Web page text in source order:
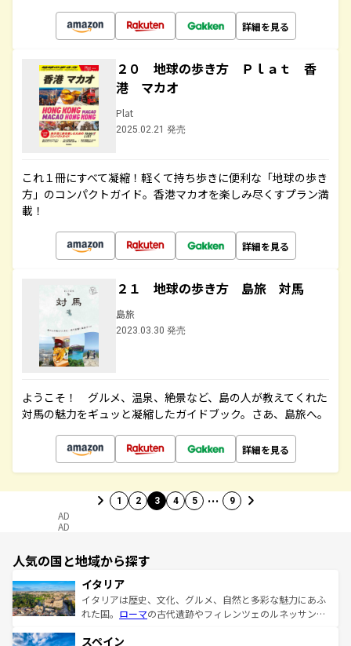
詳細を見る
２０ 地球の歩き方 Ｐｌａｔ 香
港 マカオ
Plat
2025.02.21 発売
これ１冊にすべて凝縮！軽くて持ち歩きに便利な「地球の歩き
方」のコンパクトガイド。香港マカオを楽しみ尽くすプラン満
載！
詳細を見る
２１ 地球の歩き方 島旅 対馬
島旅
2023.03.30 発売
ようこそ！ グルメ、温泉、絶景など、島の人が教えてくれた
対馬の魅力をギュッと凝縮したガイドブック。さあ、島旅へ。
詳細を見る
1 2 3 4 5 … 9
AD
AD
人気の国と地域から探す
イタリア
イタリアは歴史、文化、グルメ、自然と多彩な魅力にあふ
れた国。 ローマの古代遺跡やフィレンツェのルネッサンス
ろん、トスカーナの美しい田園風景やアマルフィ海岸の絶
スペイン